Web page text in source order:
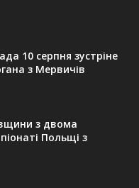
10 серпня зустріне
з Мервичів
з двома
Польщі з